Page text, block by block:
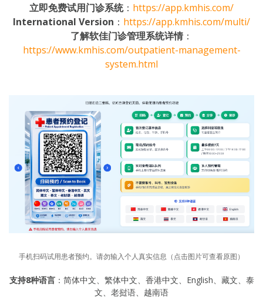
立即免费试用门诊系统： https://app.kmhis.com/
International Version ： https://app.kmhis.com/multi/
了解软佳门诊管理系统详情：
https://www.kmhis.com/outpatient-management-
system.html
手机扫码试用患者预约。请勿输入个人真实信息（点击图片可查看原图）
支持8种语言：简体中文、繁体中文、香港中文、English、藏文、泰
文、老挝语、越南语